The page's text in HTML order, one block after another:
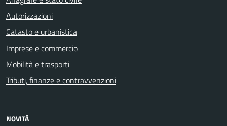
Autorizzazioni
Catasto e urbanistica
Imprese e commercio
Mobilità e trasporti
Tributi, finanze e contravvenzioni
NOVITÀ